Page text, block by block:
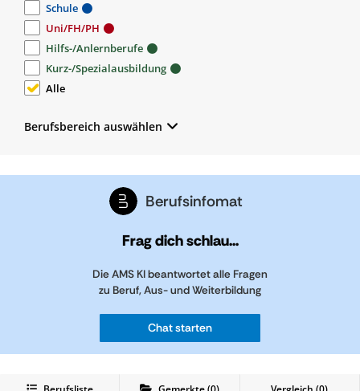
Schule
Uni/FH/PH
Hilfs-/Anlernberufe
Kurz-/Spezialausbildung
Alle
Berufsbereich auswählen
Berufsinfomat
Frag dich schlau...
Die AMS KI beantwortet alle Fragen
zu Beruf, Aus- und Weiterbildung
Chat starten